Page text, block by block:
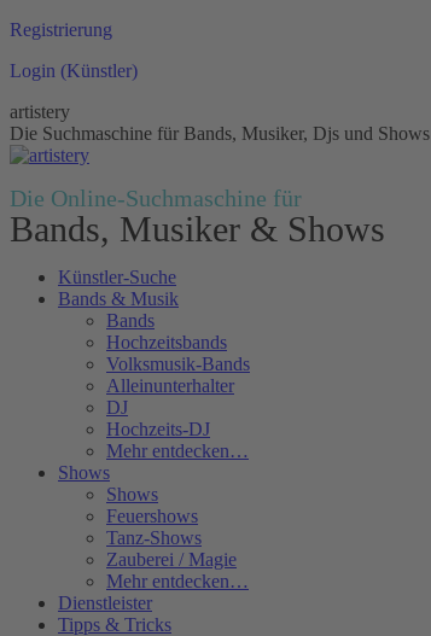
Zum
springen
Registrierung
Login (Künstler)
artistery
Die Suchmaschine für Bands, Musiker, Djs und Shows
Die Online-Suchmaschine für
Bands, Musiker & Shows
Künstler-Suche
Bands & Musik
Bands
Hochzeitsbands
Volksmusik-Bands
Alleinunterhalter
DJ
Hochzeits-DJ
Mehr entdecken…
Shows
Shows
Feuershows
Tanz-Shows
Zauberei / Magie
Mehr entdecken…
Dienstleister
Tipps & Tricks